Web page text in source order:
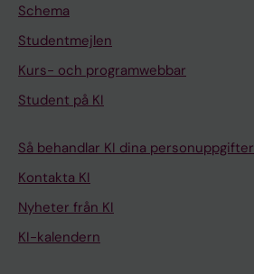
Schema
Studentmejlen
Kurs- och programwebbar
Student på KI
Så behandlar KI dina personuppgifter
Kontakta KI
Nyheter från KI
KI-kalendern